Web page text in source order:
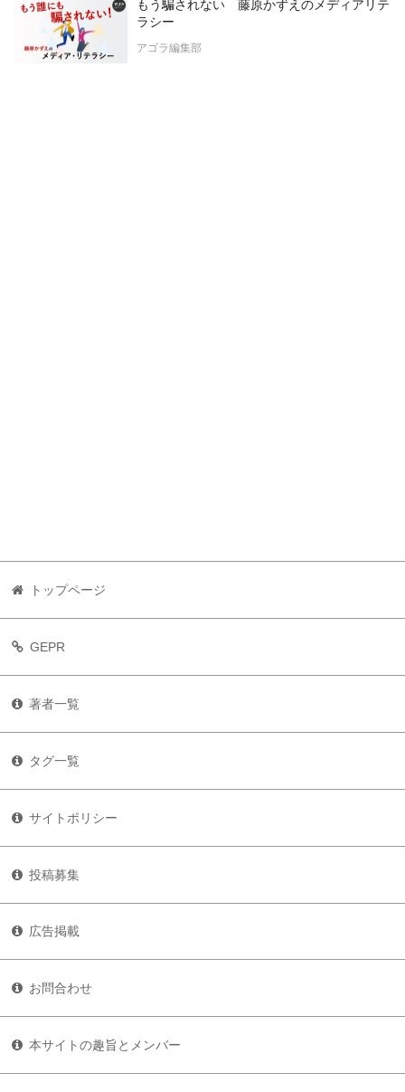
もう騙されない 藤原かずえのメディアリテ
ラシー
アゴラ編集部
トップページ
GEPR
著者一覧
タグ一覧
サイトポリシー
投稿募集
広告掲載
お問合わせ
本サイトの趣旨とメンバー